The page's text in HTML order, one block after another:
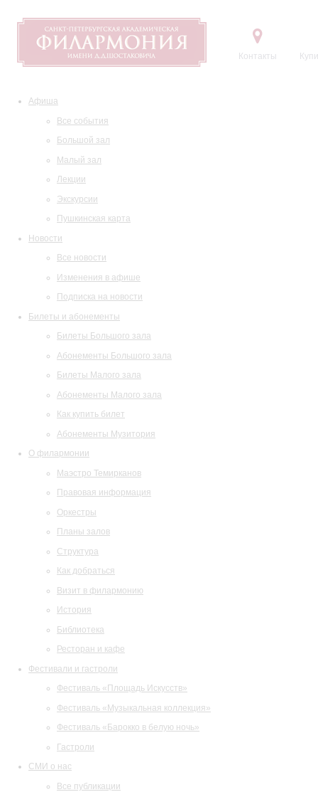
Контакты
Афиша
Все события
Большой зал
Малый зал
Лекции
Экскурсии
Пушкинская карта
Новости
Все новости
Изменения в афише
Подписка на новости
Билеты и абонементы
Билеты Большого зала
Абонементы Большого зала
Билеты Малого зала
Абонементы Малого зала
Как купить билет
Абонементы Музитория
О филармонии
Маэстро Темирканов
Правовая информация
Оркестры
Планы залов
Структура
Как добраться
Визит в филармонию
История
Библиотека
Ресторан и кафе
Фестивали и гастроли
Фестиваль «Площадь Искусств»
Фестиваль «Музыкальная коллекция»
Фестиваль «Барокко в белую ночь»
Гастроли
СМИ о нас
Все публикации